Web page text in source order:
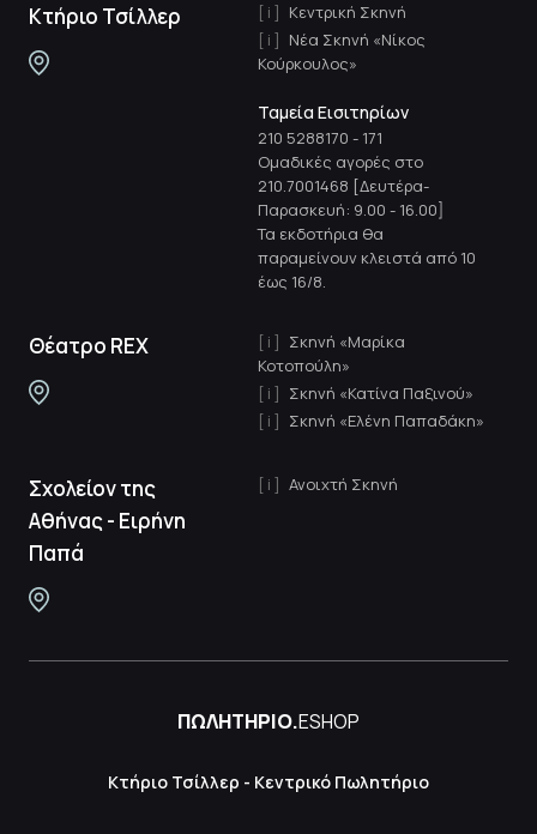
Κτήριο Τσίλλερ
Κεντρική Σκηνή
Νέα Σκηνή «Νίκος
Κούρκουλος»
Ταμεία Εισιτηρίων
210 5288170 - 171
Ομαδικές αγορές στο
210.7001468 [Δευτέρα-
Παρασκευή: 9.00 - 16.00]
Τα εκδοτήρια θα
παραμείνουν κλειστά από 10
έως 16/8.
Θέατρο REX
Σκηνή «Μαρίκα
Κοτοπούλη»
Σκηνή «Κατίνα Παξινού»
Σκηνή «Ελένη Παπαδάκη»
Σχολείον της
Αθήνας - Ειρήνη
Παπά
Ανοιχτή Σκηνή
ΠΩΛΗΤΗΡΙΟ.ESHOP
Κτήριο Τσίλλερ - Κεντρικό Πωλητήριο